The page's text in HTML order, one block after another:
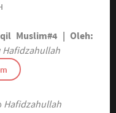
Muslim#4 | Oleh:
Hafidzahullah
Hafidzahullah